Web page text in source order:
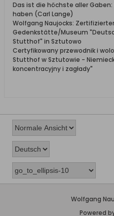
Das ist die höchste aller
haben (Carl Lange)
Wolfgang Naujocks:
Gedenkstätte/Museum
Stutthof" in Sztutowo
Certyfikowany przewodnik i
Stutthof w Sztutowie -
koncentracyjny i zagłady"
Wolfgang
Powered